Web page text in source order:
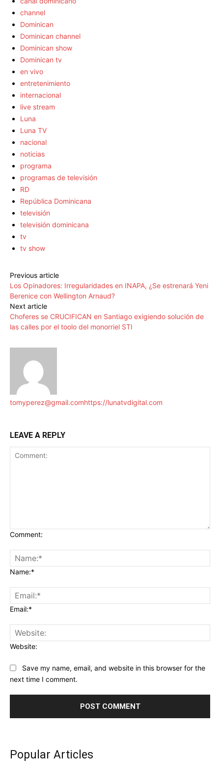
channel
Dominican
Dominican channel
Dominican show
Dominican tv
en vivo
entretenimiento
internacional
live stream
Luna
Luna TV
nacional
noticias
programa
programas de televisión
RD
República Dominicana
televisión
televisión dominicana
tv
tv show
Previous article
Los Opinadores: Irregularidades en INAPA, ¿Se estrenará Yeni
Berenice con Wellington Arnaud?
Next article
Choferes se CRUCIFICAN en Santiago exigiendo solución de
las calles por el toolo del monorriel STI
tomyperez@gmail.comhttps://lunatvdigital.com
LEAVE A REPLY
Comment:
Name:*
Email:*
Website:
Save my name, email, and website in this browser for the
next time I comment.
Popular Articles